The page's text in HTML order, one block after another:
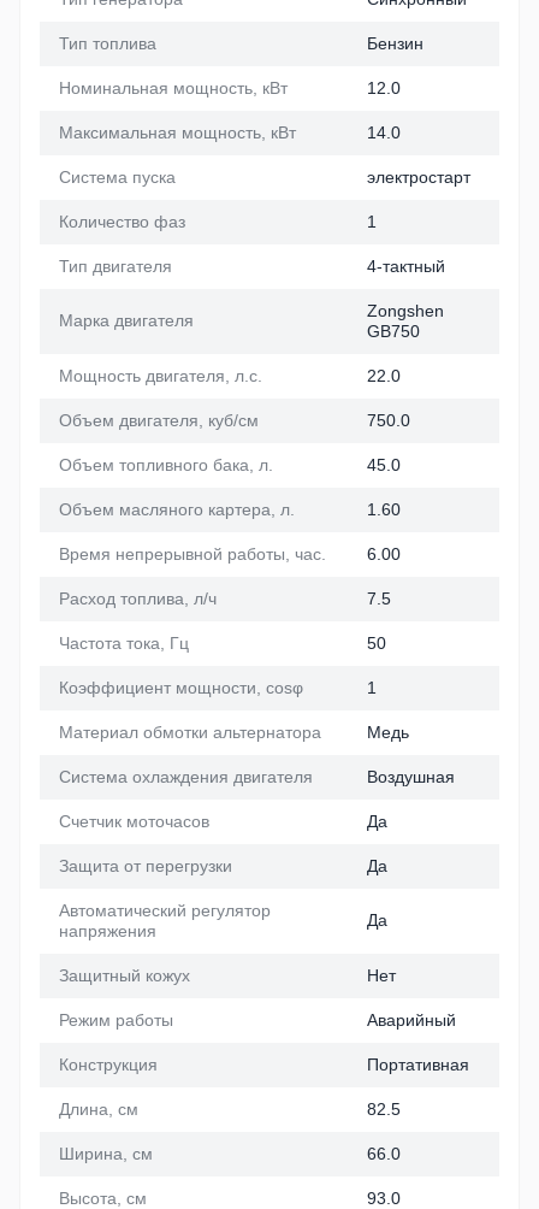
Тип топлива Бензин
Номинальная мощность, кВт 12.0
Максимальная мощность, кВт 14.0
Система пуска электростарт
Количество фаз 1
Тип двигателя 4-тактный
Марка двигателя
Zongshen
GB750
Мощность двигателя, л.с. 22.0
Объем двигателя, куб/см 750.0
Объем топливного бака, л. 45.0
Объем масляного картера, л. 1.60
Время непрерывной работы, час. 6.00
Расход топлива, л/ч 7.5
Частота тока, Гц 50
Коэффициент мощности, cosφ 1
Материал обмотки альтернатора Медь
Система охлаждения двигателя Воздушная
Счетчик моточасов Да
Защита от перегрузки Да
Автоматический регулятор
напряжения
Да
Защитный кожух Нет
Режим работы Аварийный
Конструкция Портативная
Длина, см 82.5
Ширина, см 66.0
Высота, см 93.0